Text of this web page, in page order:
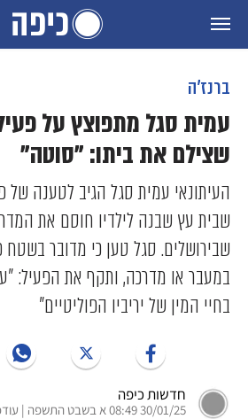
ברנז'ה
עמית סגל מתפוצץ על
שצילם את ביתו: "סוטה"
העיתונאי עמית סגל הגיב לטענה
שבית עץ שבנה לילדיו חוסם את
שבירושלים. סגל טען כי מדובר בשטח
במעבר או מדרכה, ותקף את הפעיל:
בחיי המין של יריביו הפוליטיים"
חדשות כיפה
30/01/25 08:49 א בשבט התשפה | עודכן בתאריך 30/01/25 09:40